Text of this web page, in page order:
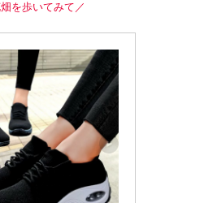
を歩いてみて／